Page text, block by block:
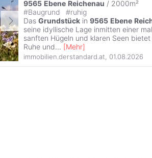
9565 Ebene Reichenau / 2000m²
#Baugrund #ruhig
Das Grundstück in 9565 Ebene
seine idyllische Lage inmitten einer
sanften Hügeln und klaren Seen
Ruhe und... [Mehr]
immobilien.derstandard.at 01.08.2026